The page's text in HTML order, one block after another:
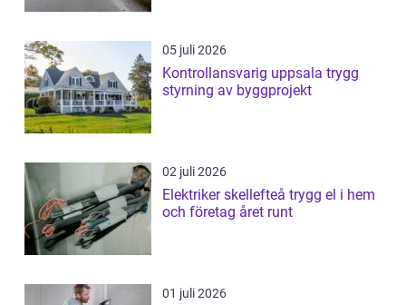
05 juli 2026
Kontrollansvarig uppsala trygg
styrning av byggprojekt
02 juli 2026
Elektriker skellefteå trygg el i hem
och företag året runt
01 juli 2026